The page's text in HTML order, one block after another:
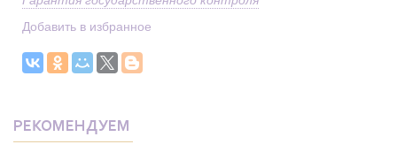
Добавить в избранное
РЕКОМЕНДУЕМ